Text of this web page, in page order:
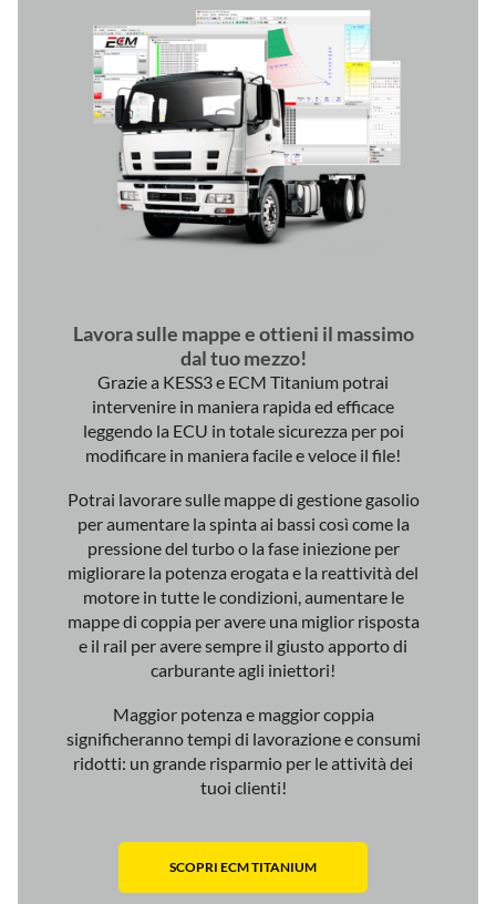
Lavora sulle mappe e ottieni il massimo
dal tuo mezzo!
Grazie a KESS3 e ECM Titanium potrai
intervenire in maniera rapida ed efficace
leggendo la ECU in totale sicurezza per poi
modificare in maniera facile e veloce il file!
Potrai lavorare sulle mappe di gestione gasolio
per aumentare la spinta ai bassi così come la
pressione del turbo o la fase iniezione per
migliorare la potenza erogata e la reattività del
motore in tutte le condizioni, aumentare le
mappe di coppia per avere una miglior risposta
e il rail per avere sempre il giusto apporto di
carburante agli iniettori!
Maggior potenza e maggior coppia
significheranno tempi di lavorazione e consumi
ridotti: un grande risparmio per le attività dei
tuoi clienti!
SCOPRI ECM TITANIUM